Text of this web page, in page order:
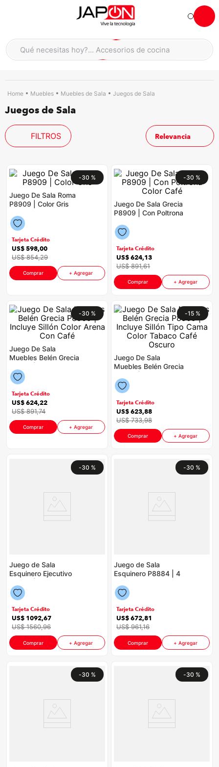
Hola... qué necesitas hoy?
Qué necesitas hoy?... Accesorios de cocina
Muebles Muebles de Sala Juegos de Sala
Juegos de Sala
FILTROS Relevancia
-30 %
Juego De Sala Roma
P8909 | Color Gris
Tarjeta Crédito
US$598,00
US$ 854,29
Comprar + Agregar
-30 %
Juego De Sala Grecia
P8909 | Con Poltrona
Tarjeta Crédito
US$624,13
US$ 891,61
Comprar + Agregar
-30 %
Juego De Sala
Muebles Belén Grecia
Color Arena Con Café
Tarjeta Crédito
US$624,22
US$ 891,74
Comprar + Agregar
-15 %
Juego De Sala
Muebles Belén Grecia
Tipo Cama Color
Tabaco Café Oscuro
Tarjeta Crédito
US$623,88
US$ 733,98
Comprar + Agregar
-30 %
Juego de Sala
Esquinero Ejecutivo
con Plata
Tarjeta Crédito
US$ 1092,67
US$ 1560,96
Comprar + Agregar
-30 %
Juego de Sala
Esquinero P8884 | 4
con Arena
Tarjeta Crédito
US$672,81
US$ 961,16
Comprar + Agregar
-30 % -30 %
1 . moto
2. refrigeradora
3. lavadora
scooter
6. laptop
7. celular
9
10. cocina